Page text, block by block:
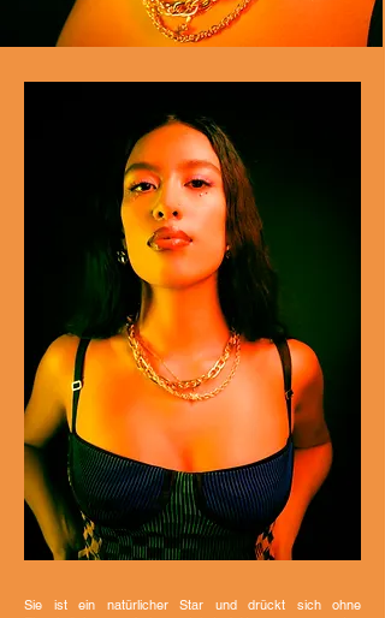
Sie ist ein natürlicher Star und drückt sich ohne